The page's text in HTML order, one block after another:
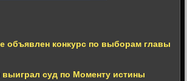
объявлен конкурс по выборам главы
суд по Моменту истины